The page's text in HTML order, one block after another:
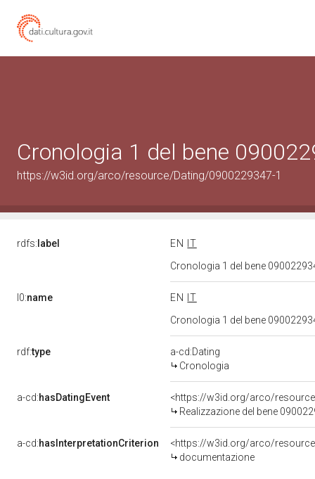
Cronologia 1 del bene
https://w3id.org/arco/resource/Dating/0900229347-1
rdfs: label EN
IT
Cronologia 1 del bene
l0:name EN
IT
Cronologia 1 del bene
rdf:type
a-cd:Dating
Cronologia
a-cd:hasDatingEvent
<https://w3id.org/arco/
Realizzazione del bene
a-cd:hasInterpretationCriterion
<https://w3id.org/arco/
documentazione